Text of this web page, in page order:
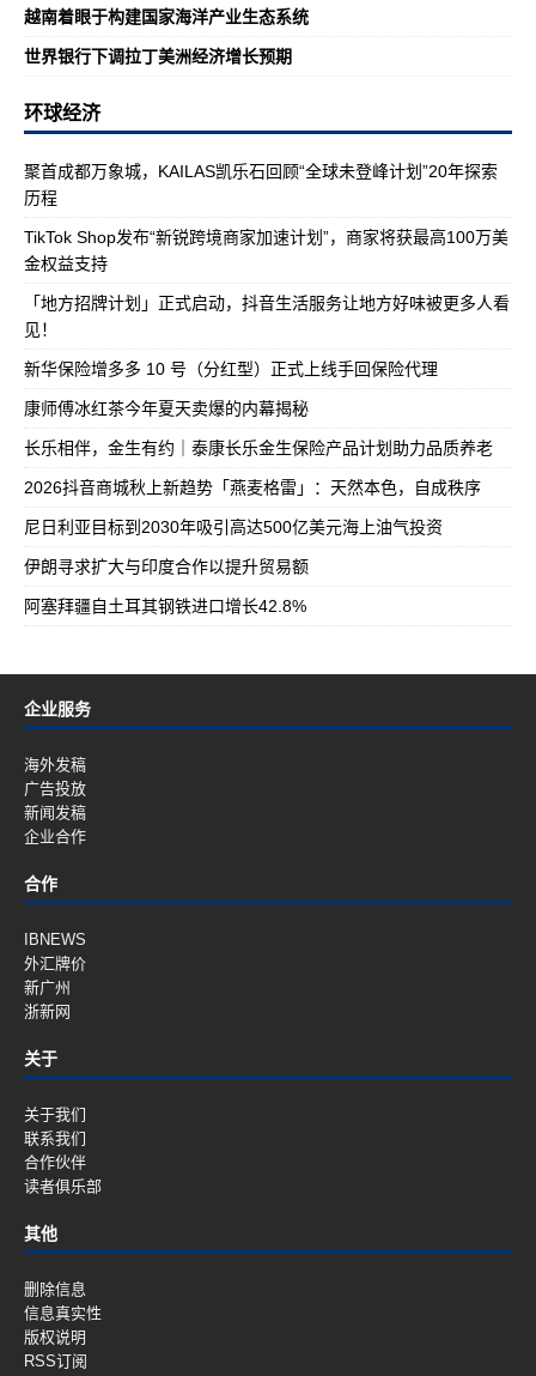
越南着眼于构建国家海洋产业生态系统
世界银行下调拉丁美洲经济增长预期
环球经济
聚首成都万象城，KAILAS凯乐石回顾“全球未登峰计划”20年探索
历程
TikTok Shop发布“新锐跨境商家加速计划”，商家将获最高100万美
金权益支持
「地方招牌计划」正式启动，抖音生活服务让地方好味被更多人看
见！
新华保险增多多 10 号（分红型）正式上线手回保险代理
康师傅冰红茶今年夏天卖爆的内幕揭秘
长乐相伴，金生有约｜泰康长乐金生保险产品计划助力品质养老
2026抖音商城秋上新趋势「燕麦格雷」：天然本色，自成秩序
尼日利亚目标到2030年吸引高达500亿美元海上油气投资
伊朗寻求扩大与印度合作以提升贸易额
阿塞拜疆自土耳其钢铁进口增长42.8%
企业服务
海外发稿
广告投放
新闻发稿
企业合作
合作
IBNEWS
外汇牌价
新广州
浙新网
关于
关于我们
联系我们
合作伙伴
读者俱乐部
其他
删除信息
信息真实性
版权说明
RSS订阅